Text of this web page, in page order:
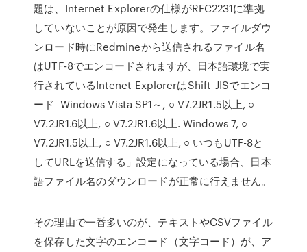
題は、Internet Explorerの仕様がRFC2231に準拠
していないことが原因で発生します。ファイルダウ
ンロード時にRedmineから送信されるファイル名
はUTF-8でエンコードされますが、日本語環境で実
行されているIntenet ExplorerはShift_JISでエンコ
ード Windows Vista SP1～, ○ V7.2JR1.5以上, ○
V7.2JR1.6以上, ○ V7.2JR1.6以上. Windows 7, ○
V7.2JR1.5以上, ○ V7.2JR1.6以上, ○ いつもUTF-8と
してURLを送信する」設定になっている場合、日本
語ファイル名のダウンロードが正常に行えません。
その理由で一番多いのが、テキストやCSVファイル
を保存した文字のエンコード（文字コード）が、ア